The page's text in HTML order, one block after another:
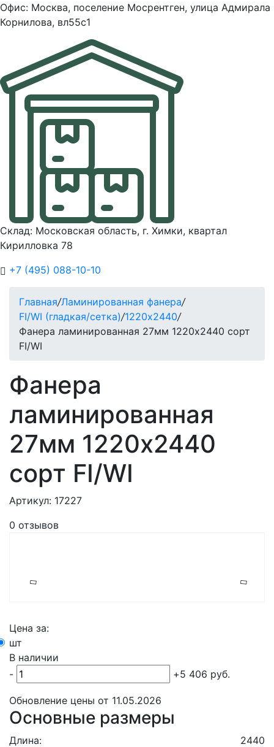
Офис: Москва, поселение Мосрентген, улица Адмирала
Корнилова, вл55с1
Склад: Московская область, г. Химки, квартал
Кирилловка 78
+7 (495) 088-10-10
Главная/Ламинированная фанера/
FI/WI (гладкая/сетка)/1220х2440/
Фанера ламинированная 27мм 1220х2440 сорт
FI/WI
Фанера
ламинированная
27мм 1220х2440
сорт FI/WI
Артикул: 17227
0 отзывов
Цена за:
шт
В наличии
-
+5 406 руб.
Обновление цены от 11.05.2026
Основные размеры
Длина: 2440